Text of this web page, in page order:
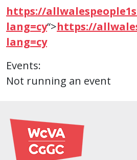
https://
lang=cy“>https://
lang=cy
Events:
Not running an event